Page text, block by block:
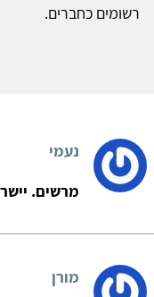
רשומים כחברים.
נעמי
מרשים.
מורן